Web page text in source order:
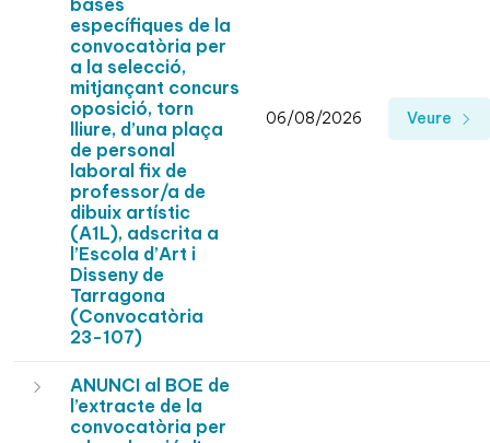
bases
específiques de la
convocatòria per
a la selecció,
mitjançant concurs
oposició, torn
lliure, d’una plaça
de personal
laboral fix de
professor/a de
dibuix artístic
(A1L), adscrita a
l’Escola d’Art i
Disseny de
Tarragona
(Convocatòria
23-107)
06/08/2026 Veure
ANUNCI al BOE de
l’extracte de la
convocatòria per